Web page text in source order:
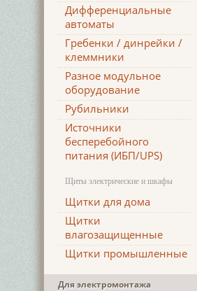
Дифференциальные
автоматы
Гребенки / динрейки /
клеммники
Разное модульное
оборудование
Рубильники
Источники
бесперебойного
питания (ИБП/UPS)
Щиты электрические и шкафы
Щитки для дома
Щитки
влагозащищенные
Щитки промышленные
Для электромонтажа